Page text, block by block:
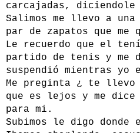
carcajadas, diciendole
Salimos me llevo a
par de zapatos que me
Le recuerdo que el
partido de tenis y me
suspendió mientras
Me preginta ¿ te llevo
que es lejos y me dice
para mi.
Subimos le digo donde